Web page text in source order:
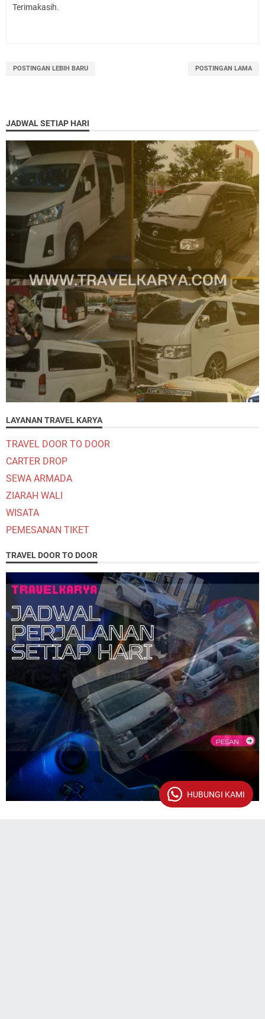
Terimakasih.
POSTINGAN LEBIH BARU POSTINGAN LAMA
JADWAL SETIAP HARI
LAYANAN TRAVEL KARYA
TRAVEL DOOR TO DOOR
CARTER DROP
SEWA ARMADA
ZIARAH WALI
WISATA
PEMESANAN TIKET
TRAVEL DOOR TO DOOR
HUBUNGI KAMI